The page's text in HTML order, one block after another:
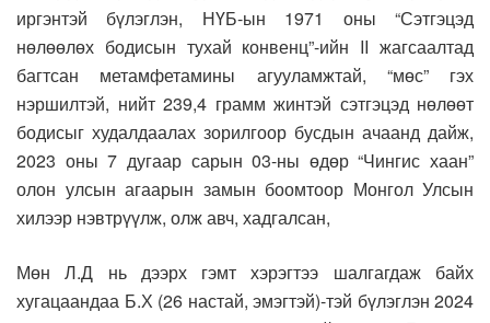
иргэнтэй бүлэглэн, НҮБ-ын 1971 оны “Сэтгэцэд
нөлөөлөх бодисын тухай конвенц”-ийн II жагсаалтад
багтсан метамфетамины агууламжтай, “мөс” гэх
нэршилтэй, нийт 239,4 грамм жинтэй сэтгэцэд нөлөөт
бодисыг худалдаалах зорилгоор бусдын ачаанд дайж,
2023 оны 7 дугаар сарын 03-ны өдөр “Чингис хаан”
олон улсын агаарын замын боомтоор Монгол Улсын
хилээр нэвтрүүлж, олж авч, хадгалсан,
Мөн Л.Д нь дээрх гэмт хэрэгтээ шалгагдаж байх
хугацаандаа Б.Х (26 настай, эмэгтэй)-тэй бүлэглэн 2024